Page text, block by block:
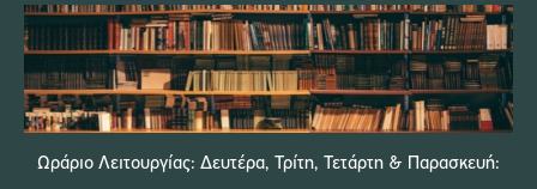
Ωράριο Λειτουργίας: Δευτέρα, Τρίτη, Τετάρτη & Παρασκευή: